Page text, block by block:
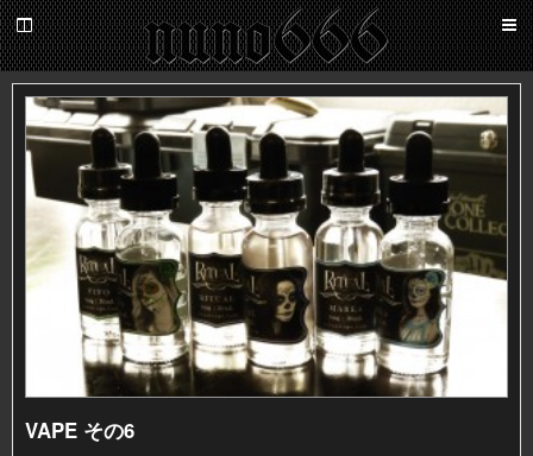
nuno666
百
鬼
夜
VAPE その6